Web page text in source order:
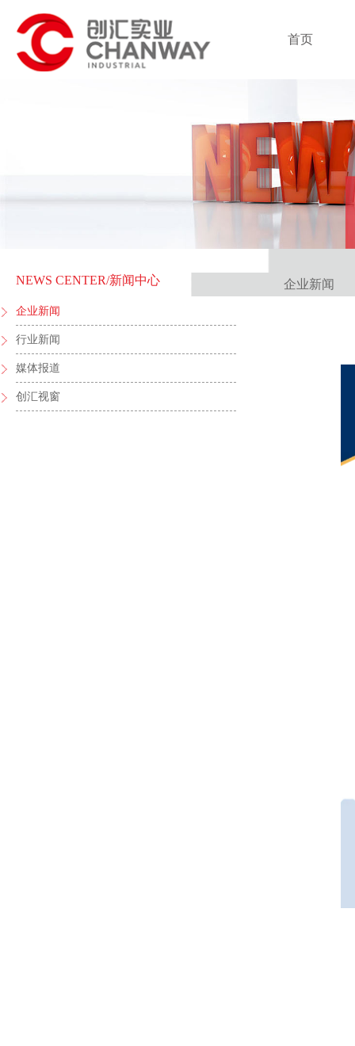
首页
NEWS CENTER/新闻中心
企业新闻
行业新闻
媒体报道
创汇视窗
企业新闻